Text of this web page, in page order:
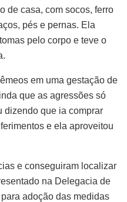
de casa, com socos, ferro
pés e pernas. Ela
pelo corpo e teve o
em uma gestação de
que as agressões só
dizendo que ia comprar
e ela aproveitou
e conseguiram localizar
na Delegacia de
adoção das medidas